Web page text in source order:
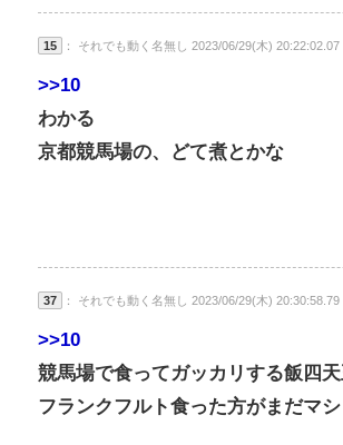
15 ： それでも動く名無し 2023/06/29(木)
>>10
わかる
京都競馬場の、どて煮とかな
37 ： それでも動く名無し 2023/06/29(木)
>>10
競馬場で食ってガッカリする飯四
フランクフルト食った方がまだマシ